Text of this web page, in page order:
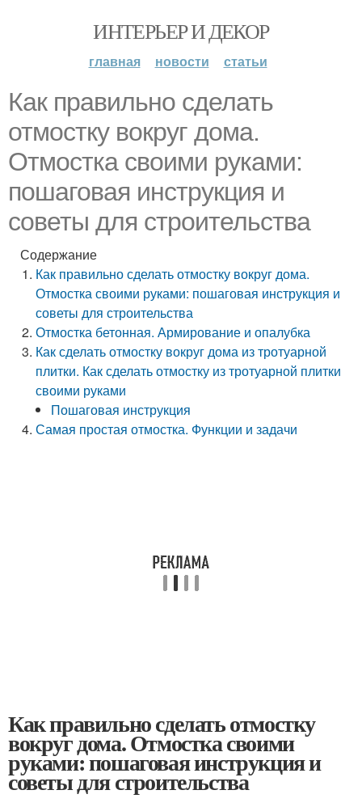
ИНТЕРЬЕР И ДЕКОР
главная новости статьи
Как правильно сделать
отмостку вокруг дома.
Отмостка своими руками:
пошаговая инструкция и
советы для строительства
Содержание
Как правильно сделать отмостку вокруг дома.
Отмостка своими руками: пошаговая инструкция и
советы для строительства
Отмостка бетонная. Армирование и опалубка
Как сделать отмостку вокруг дома из тротуарной
плитки. Как сделать отмостку из тротуарной плитки
своими руками
Пошаговая инструкция
Самая простая отмостка. Функции и задачи
Как правильно сделать отмостку
вокруг дома. Отмостка своими
руками: пошаговая инструкция и
советы для строительства